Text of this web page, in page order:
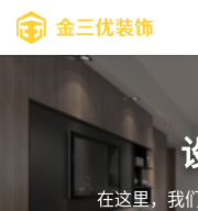
在这里，我